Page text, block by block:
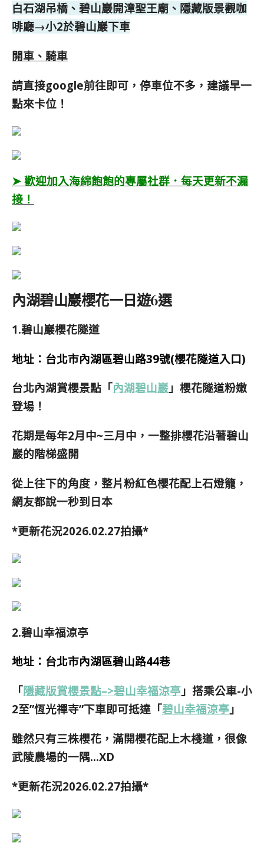
白石湖吊橋、碧山巖開漳聖王廟、隱藏版景觀咖
啡廳→小2於碧山巖下車
開車、騎車
請直接google前往即可，停車位不多，建議早一
點來卡位！
➤ 歡迎加入海綿飽飽的專屬社群．每天更新不漏
接！
內湖碧山巖櫻花一日遊6選
1.碧山巖櫻花隧道
地址：台北市內湖區碧山路39號(櫻花隧道入口)
台北內湖賞櫻景點「內湖碧山巖 」櫻花隧道粉嫩
登場！
花期是每年2月中~三月中，一整排櫻花沿著碧山
巖的階梯盛開
從上往下的角度，整片粉紅色櫻花配上石燈籠，
網友都說一秒到日本
*更新花況2026.02.27拍攝*
2.碧山幸福涼亭
地址：台北市內湖區碧山路44巷
「隱藏版賞櫻景點–>碧山幸福涼亭 」搭乘公車-小
2至”恆光禪寺”下車即可抵達「碧山幸福涼亭 」
雖然只有三株櫻花，滿開櫻花配上木棧道，很像
武陵農場的一隅…XD
*更新花況2026.02.27拍攝*